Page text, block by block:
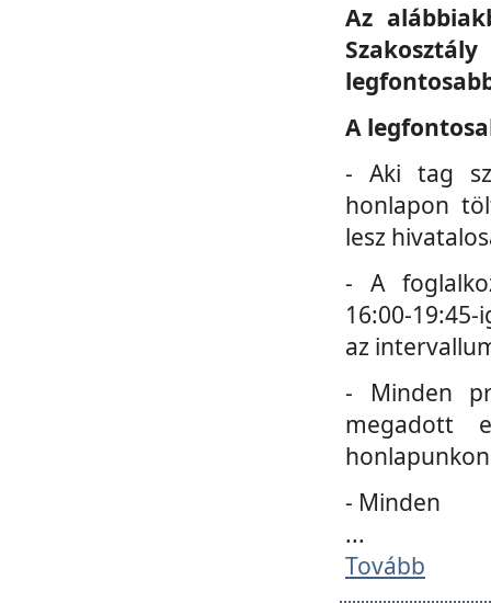
Az
A
- Aki tag
honlapon
lesz
- A
16:00-
az
- Minden
megadott
- Minden
...
Tovább